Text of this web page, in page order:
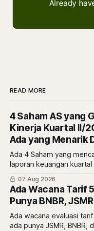
Already
READ MORE
4 Saham AS yang
Kinerja Kuartal II/
Ada yang Menarik
Ada 4 Saham yang
laporan keuangan
atau malah tanda
07 Aug 2026
Ada Wacana Tarif
Punya BNBR,
Ada wacana evaluasi
ada punya JSMR, BNBR,